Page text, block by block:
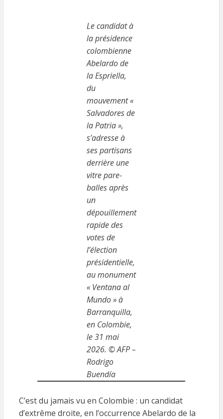
Le candidat à
la présidence
colombienne
Abelardo de
la Espriella,
du
mouvement «
Salvadores de
la Patria »,
s’adresse à
ses partisans
derrière une
vitre pare-
balles après
un
dépouillement
rapide des
votes de
l’élection
présidentielle,
au monument
« Ventana al
Mundo » à
Barranquilla,
en Colombie,
le 31 mai
2026. © AFP –
Rodrigo
Buendía
C’est du jamais vu en Colombie : un candidat
d’extrême droite, en l’occurrence Abelardo de la